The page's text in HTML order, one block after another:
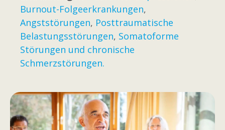
Burnout-Folgeerkrankungen,
Angststörungen, Posttraumatische
Belastungsstörungen, Somatoforme
Störungen und chronische
Schmerzstörungen.